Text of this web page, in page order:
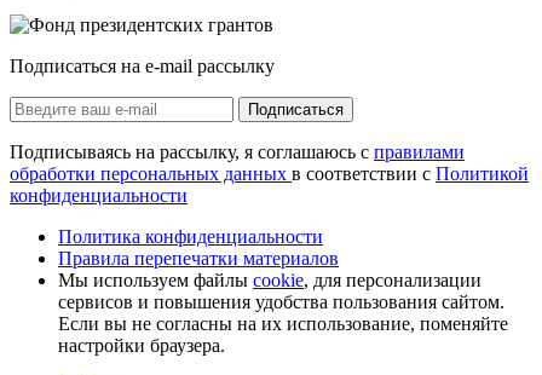
Подписаться на e-mail рассылку
Подписаться
Подписываясь на рассылку, я соглашаюсь с правилами
обработки персональных данных в соответствии с Политикой
конфиденциальности
Политика конфиденциальности
Правила перепечатки материалов
Мы используем файлы cookie, для персонализации
сервисов и повышения удобства пользования сайтом.
Если вы не согласны на их использование, поменяйте
настройки браузера.